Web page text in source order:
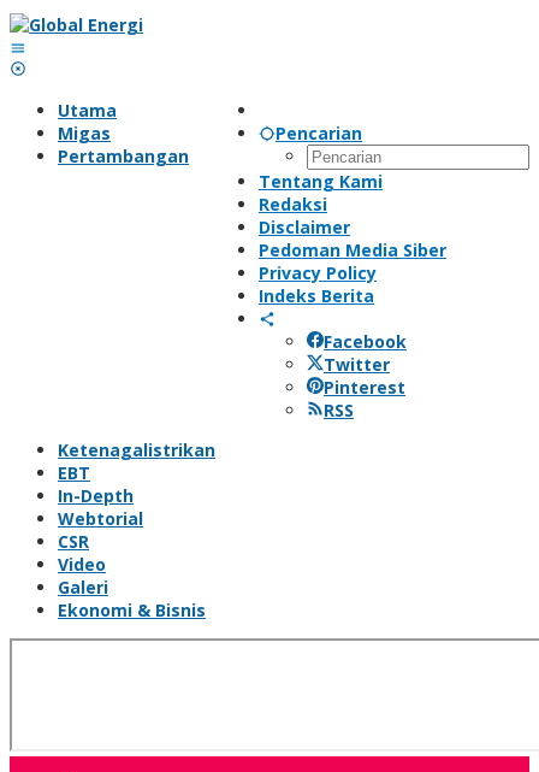
Lewati
ke
konten
Pencarian
Tentang Kami
Redaksi
Disclaimer
Pedoman Media Siber
Privacy Policy
Indeks Berita
Facebook
Twitter
Pinterest
RSS
Utama
Migas
Pertambangan
Ketenagalistrikan
EBT
In-Depth
Webtorial
CSR
Video
Galeri
Ekonomi & Bisnis